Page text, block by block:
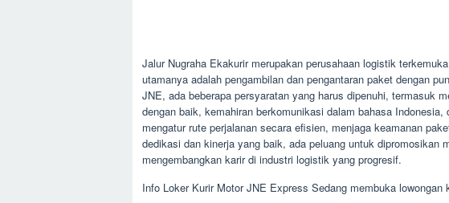
Jalur Nugraha Ekakurir merupakan perusahaan logistik
utamanya adalah pengambilan dan pengantaran paket dengan
JNE, ada beberapa persyaratan yang harus dipenuhi, termasuk
dengan baik, kemahiran berkomunikasi dalam bahasa
mengatur rute perjalanan secara efisien, menjaga keamanan
dedikasi dan kinerja yang baik, ada peluang untuk dipromosikan
mengembangkan karir di industri logistik yang progresif.
Info Loker Kurir Motor JNE Express Sedang membuka lowongan